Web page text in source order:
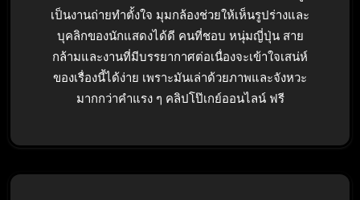
เป็นงานถ่ายทำตั้งใจ มุมกล้องช่วยให้เห็นรูปร่างและ
บุคลิกของนักแสดงได้ดี คนที่ชอบ หนุ่มญี่ปุ่น สาย
กล้ามและงานที่มีบรรยากาศต่อเนื่องจะเข้าใจเสน่ห์
ของเรื่องนี้ได้ง่าย เพราะมันเล่าด้วยภาพและจังหวะ
มากกว่าคำแรง ๆ คลิปโป๊เกย์ออนไลน์ ฟรี